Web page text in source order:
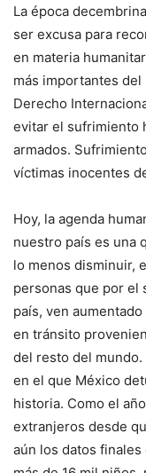
La época
ser excusa para
en materia
más importantes
Derecho
evitar el sufrimiento
armados.
víctimas inocentes
Hoy, la agenda
nuestro país es una
lo menos disminuir,
personas que por el
país, ven
en tránsito
del resto del mundo.
en el que México
historia. Como el
extranjeros desde
aún los datos finales